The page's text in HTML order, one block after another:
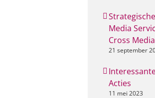
Media
Cross
21 september
Acties
11 mei 2023